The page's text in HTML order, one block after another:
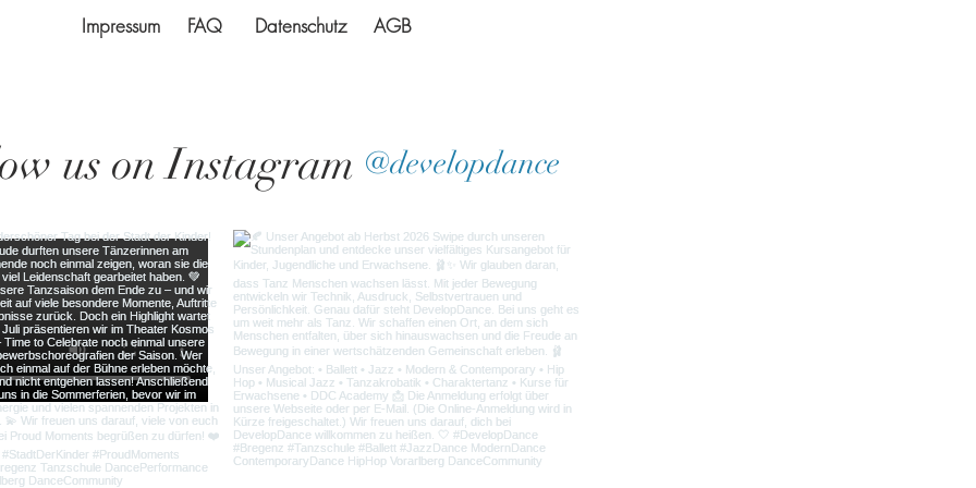
Impressum FAQ Datenschutz AGB
us on Instagram @developdance